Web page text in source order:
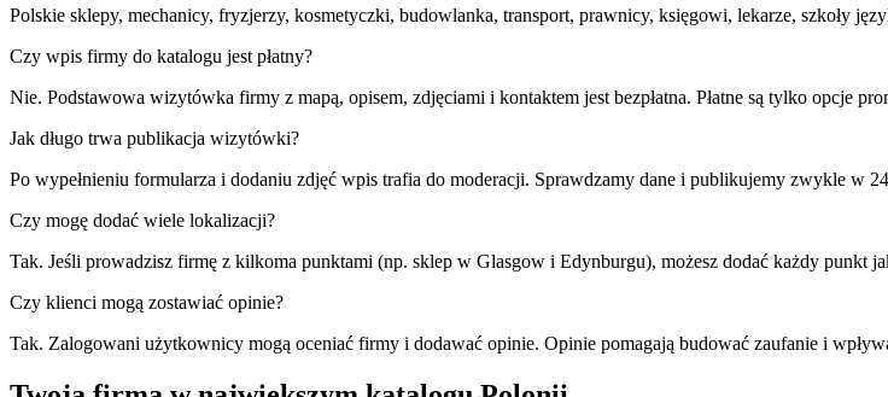
Polskie sklepy, mechanicy, fryzjerzy, kosmetyczki, budowlanka, transport, prawnicy, księgowi, lekarze, szkoły
Czy wpis firmy do katalogu jest płatny?
Nie. Podstawowa wizytówka firmy z mapą, opisem, zdjęciami i kontaktem jest bezpłatna. Płatne są tylko opcje
Jak długo trwa publikacja wizytówki?
Po wypełnieniu formularza i dodaniu zdjęć wpis trafia do moderacji. Sprawdzamy dane i publikujemy zwykle w
Czy mogę dodać wiele lokalizacji?
Tak. Jeśli prowadzisz firmę z kilkoma punktami (np. sklep w Glasgow i Edynburgu), możesz dodać każdy
Czy klienci mogą zostawiać opinie?
Tak. Zalogowani użytkownicy mogą oceniać firmy i dodawać opinie. Opinie pomagają budować zaufanie i